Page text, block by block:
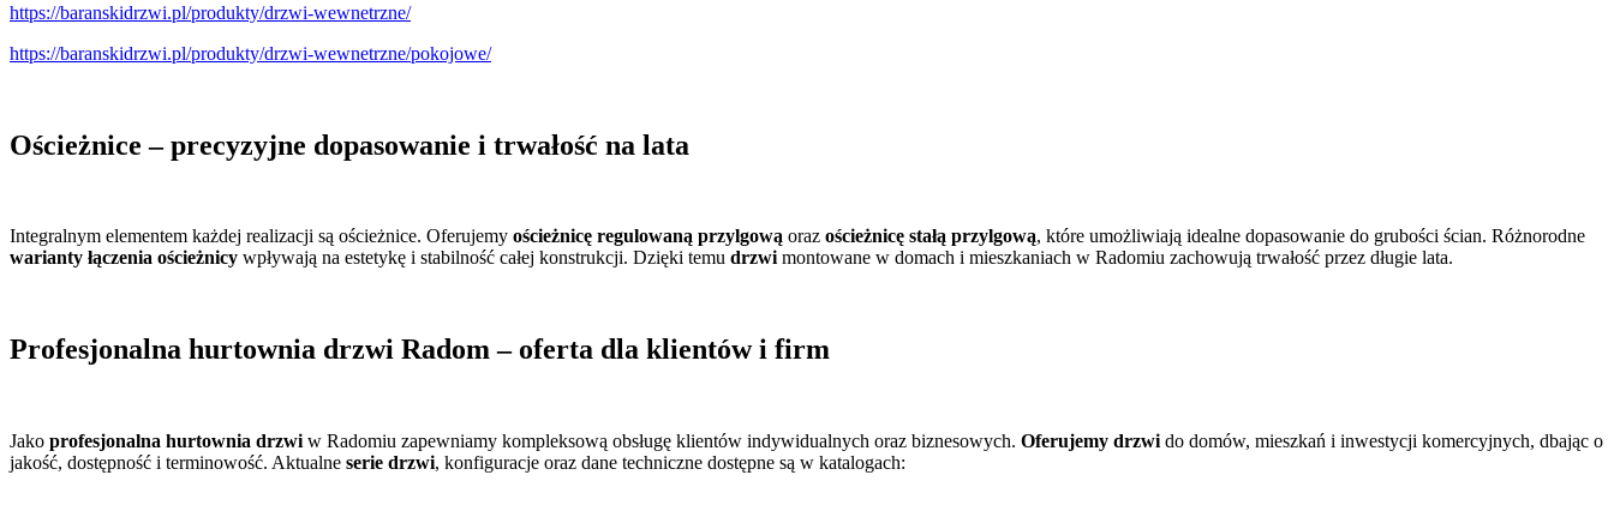
https://baranskidrzwi.pl/produkty/drzwi-wewnetrzne/
https://baranskidrzwi.pl/produkty/drzwi-wewnetrzne/pokojowe/
Ościeżnice – precyzyjne dopasowanie i trwałość na lata
Integralnym elementem każdej realizacji są ościeżnice. Oferujemy ościeżnicę regulowaną przylgową oraz ościeżnicę stałą przylgową, które umożliwiają idealne dopasowanie do grubości ścian. Różnorodne
warianty łączenia ościeżnicy wpływają na estetykę i stabilność całej konstrukcji. Dzięki temu drzwimontowane w domach i mieszkaniach w Radomiu zachowują trwałość przez długie lata.
Profesjonalna hurtownia drzwi Radom – oferta dla klientów i firm
Jako profesjonalna hurtownia drzwi w Radomiu zapewniamy kompleksową obsługę klientów indywidualnych oraz biznesowych. Oferujemy drzwi do domów, mieszkań i inwestycji komercyjnych, dbając o
jakość, dostępność i terminowość. Aktualne serie drzwi, konfiguracje oraz dane techniczne dostępne są w katalogach: